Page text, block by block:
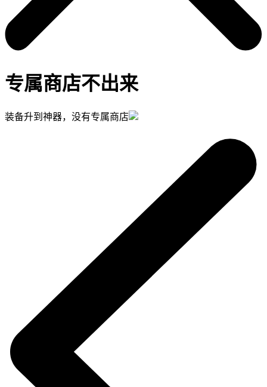
专属商店不出来
装备升到神器，没有专属商店